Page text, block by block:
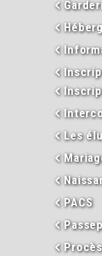
Les
PACS